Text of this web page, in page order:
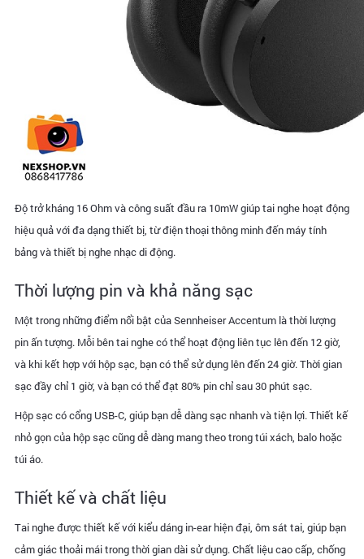
Độ trở kháng 16 Ohm và công suất đầu ra 10mW giúp tai nghe hoạt động
hiệu quả với đa dạng thiết bị, từ điện thoại thông minh đến máy tính
bảng và thiết bị nghe nhạc di động.
Thời lượng pin và khả năng sạc
Một trong những điểm nổi bật của Sennheiser Accentum là thời lượng
pin ấn tượng. Mỗi bên tai nghe có thể hoạt động liên tục lên đến 12 giờ,
và khi kết hợp với hộp sạc, bạn có thể sử dụng lên đến 24 giờ. Thời gian
sạc đầy chỉ 1 giờ, và bạn có thể đạt 80% pin chỉ sau 30 phút sạc.
Hộp sạc có cổng USB-C, giúp bạn dễ dàng sạc nhanh và tiện lợi. Thiết kế
nhỏ gọn của hộp sạc cũng dễ dàng mang theo trong túi xách, balo hoặc
túi áo.
Thiết kế và chất liệu
Tai nghe được thiết kế với kiểu dáng in-ear hiện đại, ôm sát tai, giúp bạn
cảm giác thoải mái trong thời gian dài sử dụng. Chất liệu cao cấp, chống